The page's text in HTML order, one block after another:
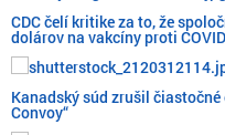
CDC čelí kritike za to, že
dolárov na vakcíny proti
Kanadský súd zrušil
Convoy“